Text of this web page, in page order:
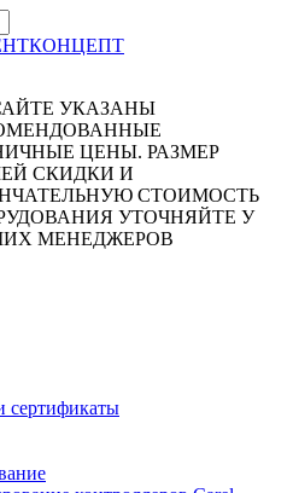
УКАЗАНЫ
ЦЕНЫ. РАЗМЕР
СКИДКИ И
СТОИМОСТЬ
УТОЧНЯЙТЕ У
МЕНЕДЖЕРОВ
сертификаты